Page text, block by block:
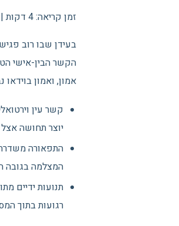
זמן קריאה: 4 דקות | רמת קושי: קל עדכון אחרון: מרץ 2026
בעידן שבו רוב
הקשר הבין-אישי
אמון, ואמון
קשר עין
יוצר תחושה
התפאורה
המצלמה בגובה
תנועות ידיים
רגועות בתוך